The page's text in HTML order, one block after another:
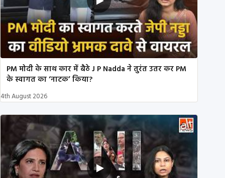
PM मोदी के साथ कार में बैठे J P Nadda ने तुरंत उतर कर PM
के स्वागत का ‘नाटक’ किया?
4th August 2026